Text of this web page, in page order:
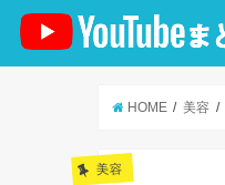
HOME 美容
美容